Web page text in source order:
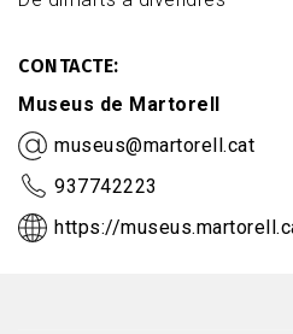
CONTACTE
Museus de Martorell
museus@martorell.cat
937742223
https://